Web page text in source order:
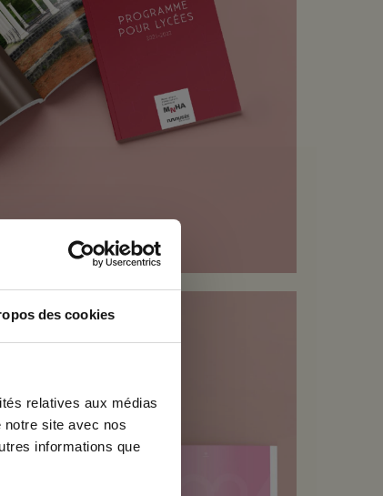
des cookies
relatives aux médias
site avec nos
informations que